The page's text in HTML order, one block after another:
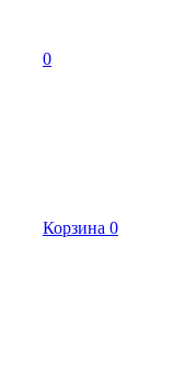
0
Корзина 0